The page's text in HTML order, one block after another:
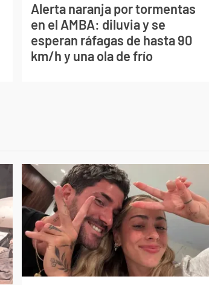
Alerta naranja por tormentas
en el AMBA: diluvia y se
esperan ráfagas de hasta 90
km/h y una ola de frío